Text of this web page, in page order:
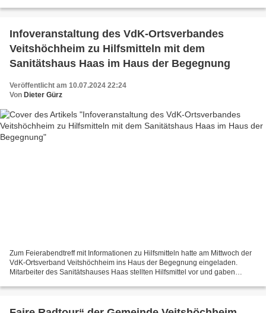
Infoveranstaltung des VdK-Ortsverbandes
Veitshöchheim zu Hilfsmitteln mit dem
Sanitätshaus Haas im Haus der Begegnung
Veröffentlicht am 10.07.2024 22:24
Von Dieter Gürz
Zum Feierabendtreff mit Informationen zu Hilfsmitteln hatte am Mittwoch der
VdK-Ortsverband Veitshöchheim ins Haus der Begegnung eingeladen.
Mitarbeiter des Sanitätshauses Haas stellten Hilfsmittel vor und gaben